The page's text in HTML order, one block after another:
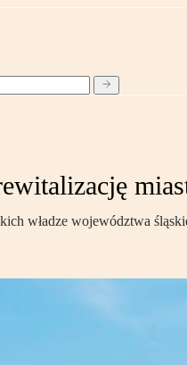
władze województwa